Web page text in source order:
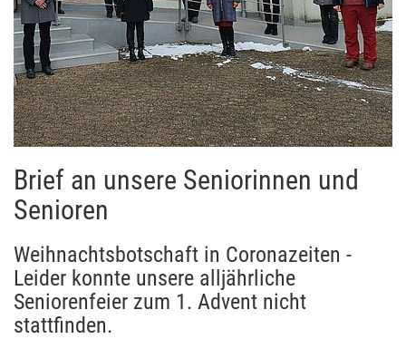
Brief an unsere Seniorinnen und
Senioren
Weihnachtsbotschaft in Coronazeiten -
Leider konnte unsere alljährliche
Seniorenfeier zum 1. Advent nicht
stattfinden.